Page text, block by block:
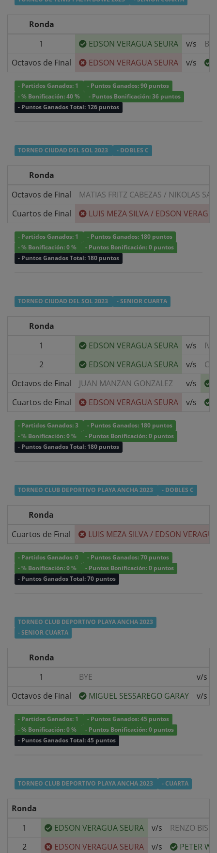
Ronda
1
EDSON VERAGUA SEURA v/s
Octavos de Final
EDSON VERAGUA SEURA v/s
- Partidos Ganados: 1
- Puntos Ganados: 90 puntos
- % Bonificación: 40 %
- Puntos Bonificación: 36 puntos
- Puntos Ganados Total: 126 puntos
TORNEO CIUDAD DEL SOL 2023 - DOBLES C
Ronda
Octavos de Final
MATIAS FRITZ CABEZAS / NIKOLAS
Cuartos de Final
LUIS MEZA SILVA/ EDSON
- Partidos Ganados: 1
- Puntos Ganados: 180 puntos
- % Bonificación: 0 %
- Puntos Bonificación: 0 puntos
- Puntos Ganados Total: 180 puntos
TORNEO CIUDAD DEL SOL 2023 - SENIOR CUARTA
Ronda
1
EDSON VERAGUA SEURA v/s
2
EDSON VERAGUA SEURA v/s
Octavos de Final
JUAN MANZAN GONZALEZ v/s
Cuartos de Final
EDSON VERAGUA SEURA v/s
- Partidos Ganados: 3
- Puntos Ganados: 180 puntos
- % Bonificación: 0 %
- Puntos Bonificación: 0 puntos
- Puntos Ganados Total: 180 puntos
TORNEO CLUB DEPORTIVO PLAYA ANCHA 2023 - DOBLES C
Ronda
Cuartos de Final
LUIS MEZA SILVA/ EDSON
- Partidos Ganados: 0
- Puntos Ganados: 70 puntos
- % Bonificación: 0 %
- Puntos Bonificación: 0 puntos
- Puntos Ganados Total: 70 puntos
TORNEO CLUB DEPORTIVO PLAYA ANCHA 2023
- SENIOR CUARTA
Ronda
1
BYE
v/s
Octavos de Final
MIGUEL SESSAREGO GARAY v/s
- Partidos Ganados: 1
- Puntos Ganados: 45 puntos
- % Bonificación: 0 %
- Puntos Bonificación: 0 puntos
- Puntos Ganados Total: 45 puntos
TORNEO CLUB DEPORTIVO PLAYA ANCHA 2023 - CUARTA
Ronda
1
EDSON VERAGUA SEURA v/s
RENZO
2
EDSON VERAGUA SEURA v/s PETER